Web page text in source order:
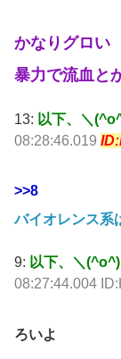
かなりグロい
暴力で流血と
13: 以下、＼
08:28:46.019
>>8
バイオレンス系
9: 以下、＼
08:27:44.004
ろいよ